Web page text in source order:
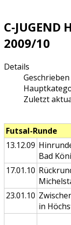
C-JUGEND
2009/10
Details
Zuletzt
Futsal-Runde
13.12.09
Bad
17.01.10
23.01.10
in